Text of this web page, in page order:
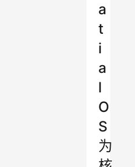
a
t
i
a
l
O
S
为